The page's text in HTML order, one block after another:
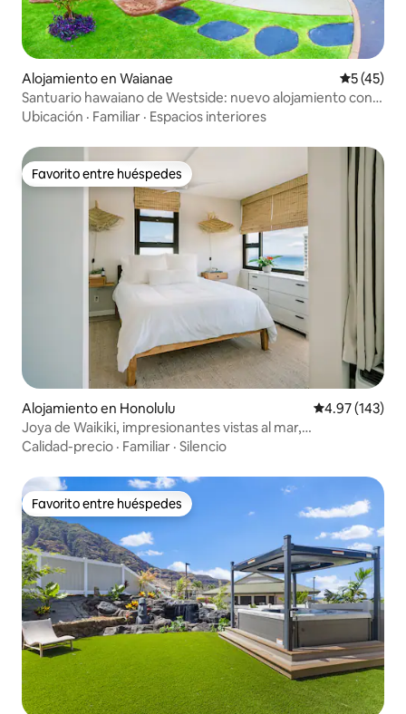
Alojamiento en Waianae
5 (45)
Santuario hawaiano de Westside: nuevo alojamiento con
cierre las 24 horas
Ubicación · Familiar · Espacios interiores
Favorito entre huéspedes
Favorito entre huéspedes
Alojamiento en Honolulu Calificación
4.97 (143)
Joya de Waikiki, impresionantes vistas al mar,
aparcamiento incluido
Calidad-precio · Familiar · Silencio
Favorito entre huéspedes
Favorito entre huéspedes